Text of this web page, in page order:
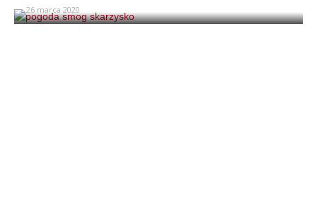
26 marca 2020